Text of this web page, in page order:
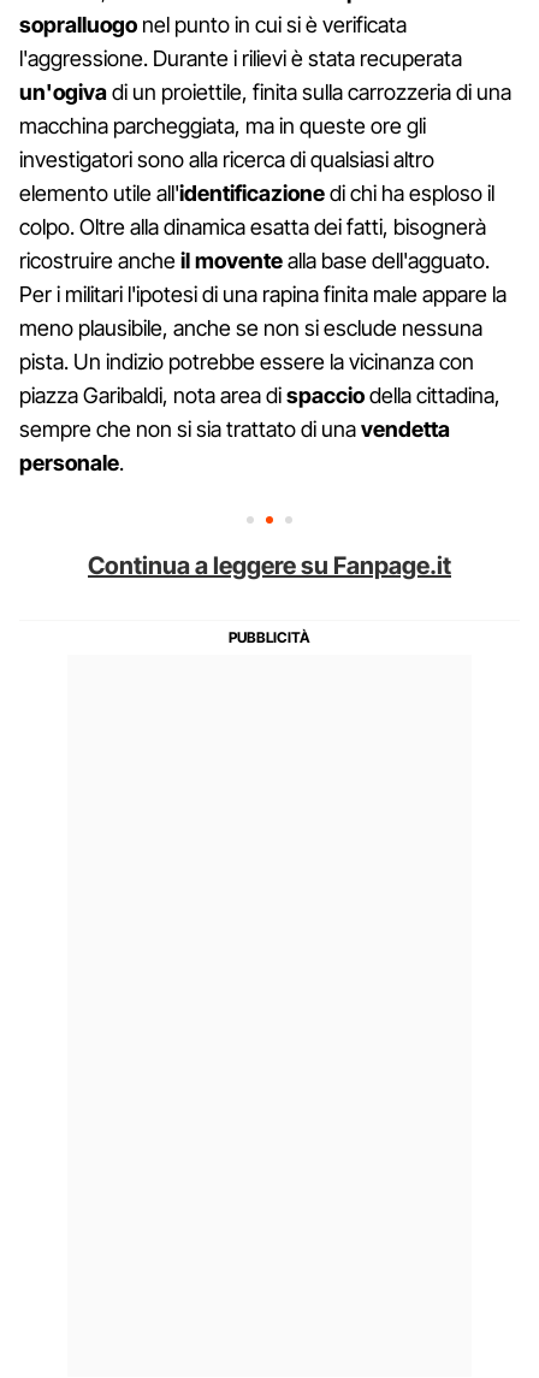
sopralluogo nel punto in cui si è verificata
l'aggressione. Durante i rilievi è stata recuperata
un'ogivadi un proiettile, finita sulla carrozzeria di una
macchina parcheggiata, ma in queste ore gli
investigatori sono alla ricerca di qualsiasi altro
elemento utile all'identificazionedi chi ha esploso il
colpo. Oltre alla dinamica esatta dei fatti, bisognerà
ricostruire ancheil moventealla base dell'agguato.
Per i militari l'ipotesi di una rapina finita male appare la
meno plausibile, anche se non si esclude nessuna
pista. Un indizio potrebbe essere la vicinanza con
piazza Garibaldi, nota area dispacciodella cittadina,
sempre che non si sia trattato di unavendetta
personale.
Continua a leggere su Fanpage.it